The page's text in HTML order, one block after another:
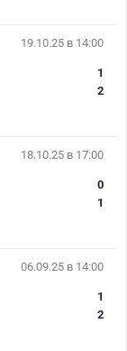
19.10.25 в 14:00
1
2
18.10.25 в 17:00
0
1
06.09.25 в 14:00
1
2